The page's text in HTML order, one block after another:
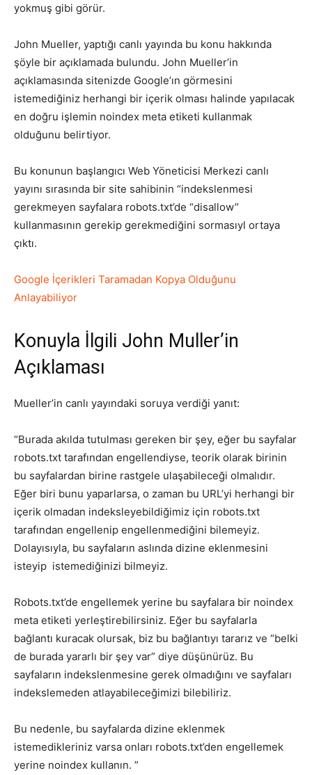
yokmuş gibi görür.
John Mueller, yaptığı canlı yayında bu konu hakkında
şöyle bir açıklamada bulundu. John Mueller’in
açıklamasında sitenizde Google’ın görmesini
istemediğiniz herhangi bir içerik olması halinde yapılacak
en doğru işlemin noindex meta etiketi kullanmak
olduğunu belirtiyor.
Bu konunun başlangıcı Web Yöneticisi Merkezi canlı
yayını sırasında bir site sahibinin “indekslenmesi
gerekmeyen sayfalara robots.txt’de “disallow”
kullanmasının gerekip gerekmediğini sormasıyl ortaya
çıktı.
Google İçerikleri Taramadan Kopya Olduğunu
Anlayabiliyor
Konuyla İlgili John Muller’in
Açıklaması
Mueller’in canlı yayındaki soruya verdiği yanıt:
“Burada akılda tutulması gereken bir şey, eğer bu sayfalar
robots.txt tarafından engellendiyse, teorik olarak birinin
bu sayfalardan birine rastgele ulaşabileceği olmalıdır.
Eğer biri bunu yaparlarsa, o zaman bu URL’yi herhangi bir
içerik olmadan indeksleyebildiğimiz için robots.txt
tarafından engellenip engellenmediğini bilemeyiz.
Dolayısıyla, bu sayfaların aslında dizine eklenmesini
isteyip istemediğinizi bilmeyiz.
Robots.txt’de engellemek yerine bu sayfalara bir noindex
meta etiketi yerleştirebilirsiniz. Eğer bu sayfalarla
bağlantı kuracak olursak, biz bu bağlantıyı tararız ve “belki
de burada yararlı bir şey var” diye düşünürüz. Bu
sayfaların indekslenmesine gerek olmadığını ve sayfaları
indekslemeden atlayabileceğimizi bilebiliriz.
Bu nedenle, bu sayfalarda dizine eklenmek
istemedikleriniz varsa onları robots.txt’den engellemek
yerine noindex kullanın. ”